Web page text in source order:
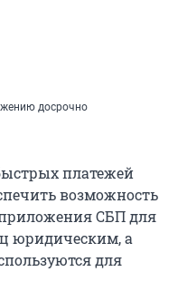
досрочно
платежей
возможность
СБП для
юридическим, а
для